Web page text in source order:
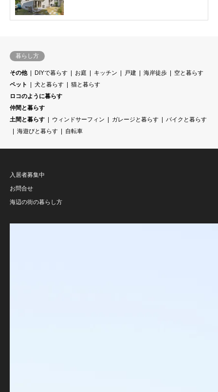
暮らし方
その他 DIYで暮らす お庭 キッチン 戸建 海岸徒歩
空と暮らす
ペット
犬と暮らす
猫と暮らす
ロコのように暮らす
仲間と暮らす
土間と暮らす
ウィンドサーフィン ガレージと暮らす
バイクと暮らす
海遊びと暮らす
自転車
入居者募集中
お問合せ
海辺の街の暮らし方